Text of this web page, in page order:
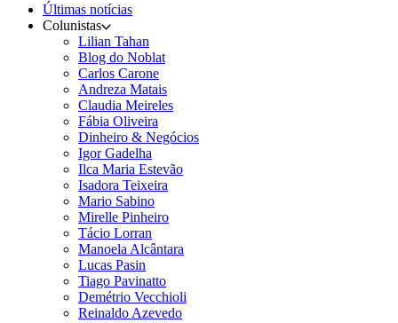
Últimas notícias
Colunistas
Lilian Tahan
Blog do Noblat
Carlos Carone
Andreza Matais
Claudia Meireles
Fábia Oliveira
Dinheiro & Negócios
Igor Gadelha
Ilca Maria Estevão
Isadora Teixeira
Mario Sabino
Mirelle Pinheiro
Tácio Lorran
Manoela Alcântara
Lucas Pasin
Tiago Pavinatto
Demétrio Vecchioli
Reinaldo Azevedo